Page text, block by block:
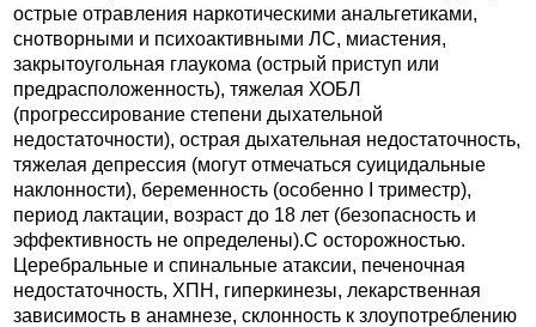
острые отравления наркотическими анальгетиками,
снотворными и психоактивными ЛС, миастения,
закрытоугольная глаукома (острый приступ или
предрасположенность), тяжелая ХОБЛ
(прогрессирование степени дыхательной
недостаточности), острая дыхательная недостаточность,
тяжелая депрессия (могут отмечаться суицидальные
наклонности), беременность (особенно I триместр),
период лактации, возраст до 18 лет (безопасность и
эффективность не определены).C осторожностью.
Церебральные и спинальные атаксии, печеночная
недостаточность, ХПН, гиперкинезы, лекарственная
зависимость в анамнезе, склонность к злоупотреблению